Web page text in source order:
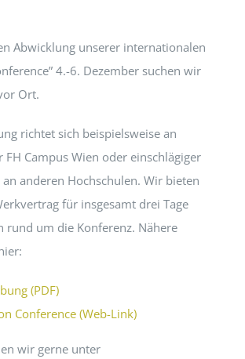
Abwicklung unserer internationalen
4.-6. Dezember suchen wir
Ort.
richtet sich beispielsweise an
FH Campus Wien oder einschlägiger
anderen Hochschulen. Wir bieten
für insgesamt drei Tage
rund um die Konferenz. Nähere
(PDF)
Conference (Web-Link)
wir gerne unter